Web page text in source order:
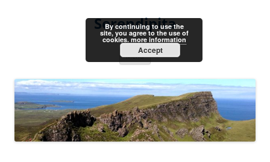
Serendipita
Menu
By continuing to use the
site, you agree to the use of
cookies. more information
Accept